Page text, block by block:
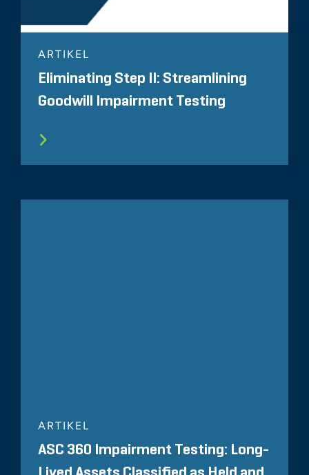
ARTIKEL
Eliminating Step II: Streamlining
Goodwill Impairment Testing
ARTIKEL
ASC 360 Impairment Testing: Long-